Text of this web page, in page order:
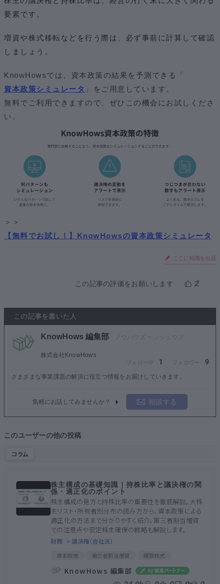
要素です。
増資や株式移転などを行う際は、必ず事前に計算して確認
しましょう。
KnowHowsでは、資本政策の結果を予測できる「
資本政策シミュレータ 」をご用意しています。
無料でご利用できますので、ぜひこの機会にお試しくださ
い。
＞＞
【無料でお試し！】KnowHowsの資本政策シミュレータ
ここに知識を出品
この記事の評価をお願いします 2
この記事を書いた人
KnowHows 編集部
株式会社KnowHows
1 9
さまざまな事業課題の解決に役立つ情報をお届けしていきます。
気軽にお話してみませんか？ 相談する
このユーザーの他の投稿
コラム
株主構成の基礎知識｜持株比率と議決権の関
係・適正化のポイント
株主構成の見方と持株比率の重要性を徹底解説。大株
主リスト・所有者別分布の読み方から、資本政策による
適正化の方法まで分かりやすく紹介。第三者割当増資
での注意点や安定株主確保の戦略も解説します。
財務 > 議決権（会社法）
資本政策 第三者割当増資
種類株式
株主構成
持株比率
株主割当増資
筆頭株主
発行済株式数
KnowHows 編集部